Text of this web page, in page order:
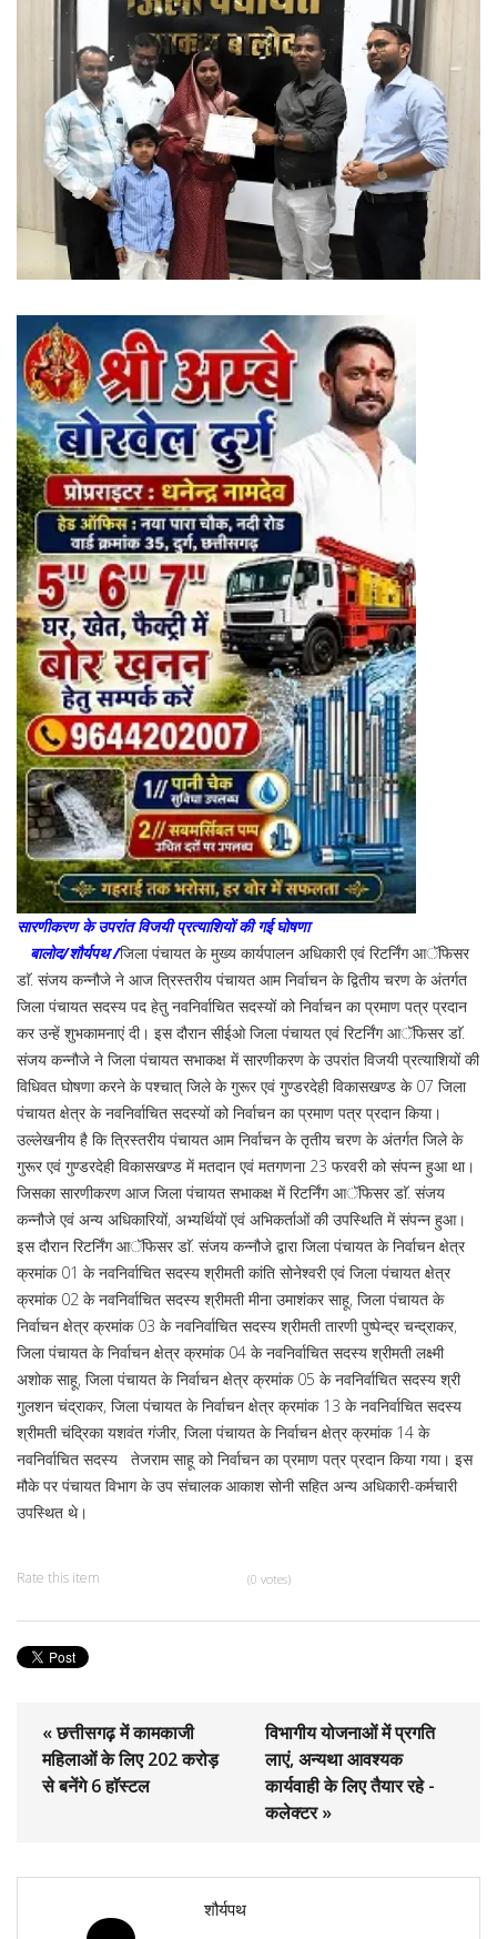
सारणीकरण के उपरांत विजयी प्रत्याशियों की गई घोषणा
बालोद/शौर्यपथ /जिला पंचायत के मुख्य कार्यपालन अधिकारी एवं रिटर्निंग आॅफिसर
डाॅ. संजय कन्नौजे ने आज त्रिस्तरीय पंचायत आम निर्वाचन के द्वितीय चरण के अंतर्गत
जिला पंचायत सदस्य पद हेतु नवनिर्वाचित सदस्यों को निर्वाचन का प्रमाण पत्र प्रदान
कर उन्हें शुभकामनाएं दी। इस दौरान सीईओ जिला पंचायत एवं रिटर्निंग आॅफिसर डाॅ.
संजय कन्नौजे ने जिला पंचायत सभाकक्ष में सारणीकरण के उपरांत विजयी प्रत्याशियों की
विधिवत घोषणा करने के पश्चात् जिले के गुरूर एवं गुण्डरदेही विकासखण्ड के 07 जिला
पंचायत क्षेत्र के नवनिर्वाचित सदस्यों को निर्वाचन का प्रमाण पत्र प्रदान किया।
उल्लेखनीय है कि त्रिस्तरीय पंचायत आम निर्वाचन के तृतीय चरण के अंतर्गत जिले के
गुरूर एवं गुण्डरदेही विकासखण्ड में मतदान एवं मतगणना 23 फरवरी को संपन्न हुआ था।
जिसका सारणीकरण आज जिला पंचायत सभाकक्ष में रिटर्निंग आॅफिसर डाॅ. संजय
कन्नौजे एवं अन्य अधिकारियों, अभ्यर्थियों एवं अभिकर्ताओं की उपस्थिति में संपन्न हुआ।
इस दौरान रिटर्निंग आॅफिसर डाॅ. संजय कन्नौजे द्वारा जिला पंचायत के निर्वाचन क्षेत्र
क्रमांक 01 के नवनिर्वाचित सदस्य श्रीमती कांति सोनेश्वरी एवं जिला पंचायत क्षेत्र
क्रमांक 02 के नवनिर्वाचित सदस्य श्रीमती मीना उमाशंकर साहू, जिला पंचायत के
निर्वाचन क्षेत्र क्रमांक 03 के नवनिर्वाचित सदस्य श्रीमती तारणी पुष्पेन्द्र चन्द्राकर,
जिला पंचायत के निर्वाचन क्षेत्र क्रमांक 04 के नवनिर्वाचित सदस्य श्रीमती लक्ष्मी
अशोक साहू, जिला पंचायत के निर्वाचन क्षेत्र क्रमांक 05 के नवनिर्वाचित सदस्य श्री
गुलशन चंद्राकर, जिला पंचायत के निर्वाचन क्षेत्र क्रमांक 13 के नवनिर्वाचित सदस्य
श्रीमती चंद्रिका यशवंत गंजीर, जिला पंचायत के निर्वाचन क्षेत्र क्रमांक 14 के
नवनिर्वाचित सदस्य तेजराम साहू को निर्वाचन का प्रमाण पत्र प्रदान किया गया। इस
मौके पर पंचायत विभाग के उप संचालक आकाश सोनी सहित अन्य अधिकारी-कर्मचारी
उपस्थित थे।
Rate this item (0 votes)
« छत्तीसगढ़ में कामकाजी
महिलाओं के लिए 202 करोड़
से बनेंगे 6 हाॅस्टल
विभागीय योजनाओं में प्रगति
लाएं, अन्यथा आवश्यक
कार्यवाही के लिए तैयार रहे -
कलेक्टर »
शौर्यपथ